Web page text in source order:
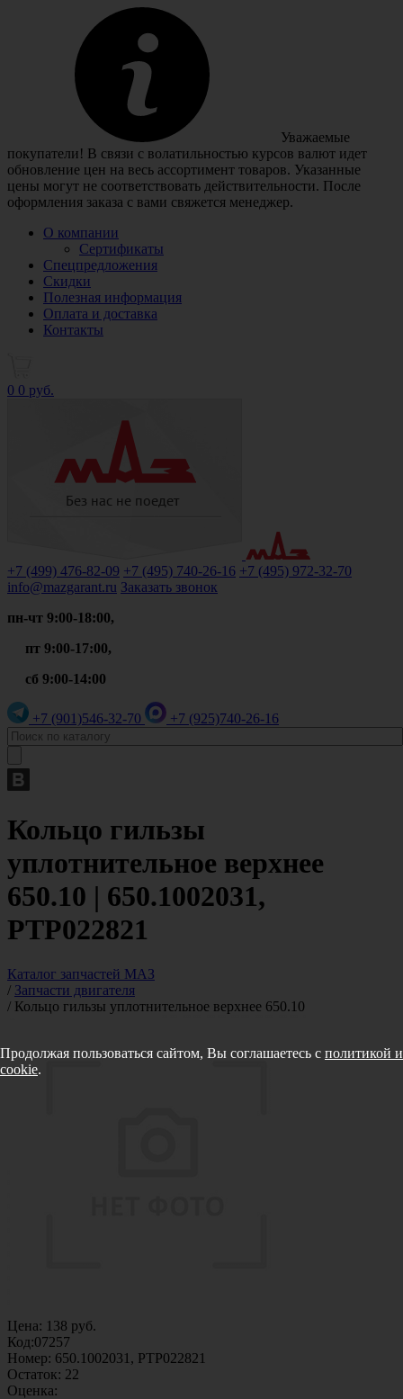
Уважаемые
покупатели! В связи с волатильностью курсов валют идет
обновление цен на весь ассортимент товаров. Указанные
цены могут не соответствовать действительности. После
оформления заказа с вами свяжется менеджер.
О компании
Сертификаты
Спецпредложения
Скидки
Полезная информация
Оплата и доставка
Контакты
0 0 руб.
+7 (499) 476-82-09 +7 (495) 740-26-16 +7 (495) 972-32-70
info@mazgarant.ru Заказать звонок
пн-чт 9:00-18:00,
пт 9:00-17:00,
сб 9:00-14:00
+7 (901)546-32-70 +7 (925)740-26-16
Кольцо гильзы
уплотнительное верхнее
650.10 | 650.1002031,
PTP022821
Каталог запчастей МАЗ
/ Запчасти двигателя
/ Кольцо гильзы уплотнительное верхнее 650.10
Цена: 138 руб.
Код:07257
Номер: 650.1002031, PTP022821
Остаток: 22
Оценка:
Продолжая пользоваться сайтом, Вы соглашаетесь с политикой
cookie.